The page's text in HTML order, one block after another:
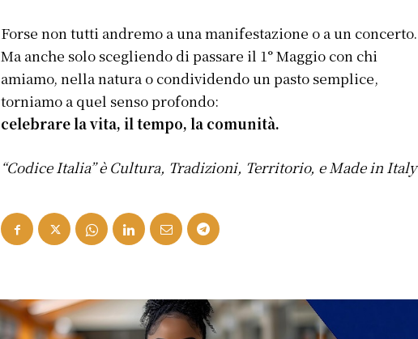
Forse non tutti andremo a una manifestazione o a un concerto.
Ma anche solo scegliendo di passare il 1° Maggio con chi
amiamo, nella natura o condividendo un pasto semplice,
torniamo a quel senso profondo:
celebrare la vita, il tempo, la comunità.
“Codice Italia” è Cultura, Tradizioni, Territorio, e Made in Italy